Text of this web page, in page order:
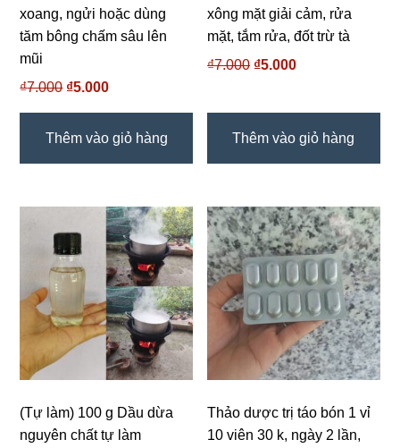
xoang, ngửi hoặc dùng
tăm bông chấm sâu lên
mũi
₫7.000 Giá
là:
₫5.000
tại
Thêm vào giỏ hàng
xông mặt giải cảm, rửa
mặt, tắm rửa, đốt trừ tà
₫7.000 Giá
₫7.000.
₫5.000
là:
₫5.000.
Thêm vào giỏ hàng
(Tự làm) 100 g Dầu dừa
nguyên chất tự làm
Thảo dược trị táo bón 1 vỉ
10 viên 30 k, ngày 2 lần,